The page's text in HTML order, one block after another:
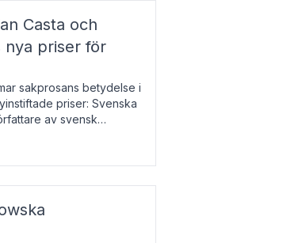
Casta och
nya priser för
sakprosans betydelse i
priser: Svenska
av svensk
Svenska